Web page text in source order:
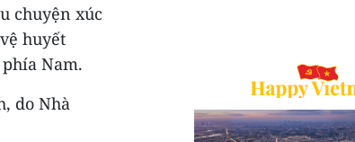
chuyện xúc
huyết
Nam.
do Nhà